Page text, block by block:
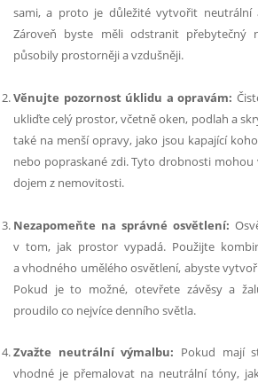
sami, a proto je důležité vytvořit neutrální
Zároveň byste měli odstranit přebytečný
působily prostorněji a vzdušněji.
Věnujte pozornost úklidu a opravám:
ukliďte celý prostor, včetně oken, podlah a
také na menší opravy, jako jsou kapající
nebo popraskané zdi. Tyto drobnosti
dojem z nemovitosti.
Nezapomeňte na správné osvětlení:
v tom, jak prostor vypadá. Použijte
a vhodného umělého osvětlení, abyste
Pokud je to možné, otevřete závěsy a
proudilo co nejvíce denního světla.
Zvažte neutrální výmalbu: Pokud mají
vhodné je přemalovat na neutrální tóny,